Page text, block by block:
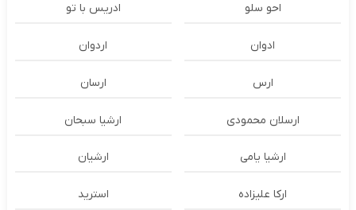
احو سلو ادریس با تو
ادوان اردوان
ارس ارسان
ارسلان محمودی ارشیا سبحان
ارشیا یامی ارشیان
ارکا علیزاده استرید